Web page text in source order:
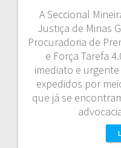
A Seccional
Justiça de Minas
Procuradoria de
e Força Tarefa
imediato e
expedidos por
que já se